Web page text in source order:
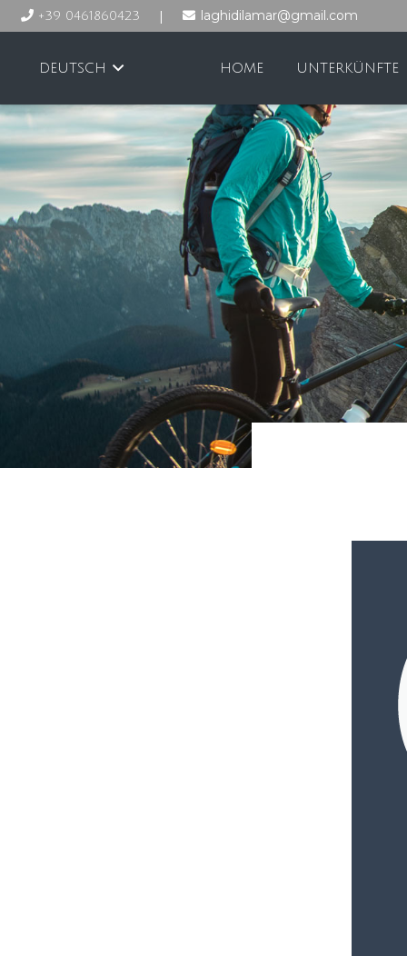
+39 0461860423 | laghidilamar@gmail.com
DEUTSCH HOME UNTERKÜNFTE